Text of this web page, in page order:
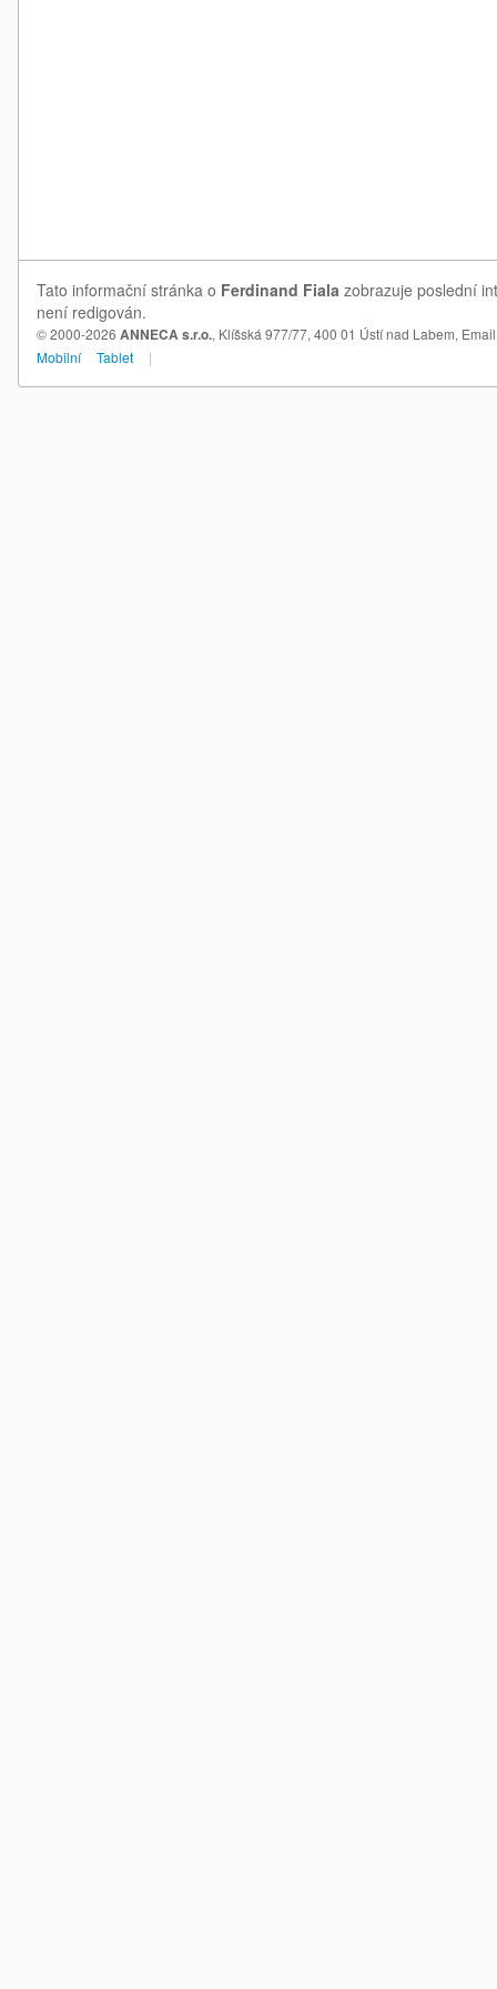
Tato informační stránka o Ferdinand Fiala zobrazuje poslední
není redigován.
© 2000-2026 ANNECA s.r.o., Klíšská 977/77, 400 01 Ústí nad Labem,
Mobilní
Tablet |